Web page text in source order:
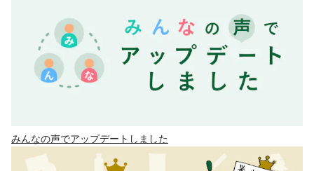
みんなの声でアップデートしました